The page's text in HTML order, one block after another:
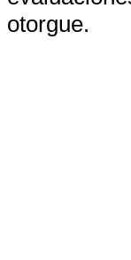
otorgue.